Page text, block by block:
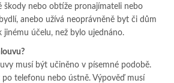
škody nebo obtíže pronajímateli nebo
anebo užívá neoprávněně byt či dům
jinému účelu, než bylo ujednáno.
musí být učiněno v písemné podobě.
po telefonu nebo ústně. Výpověď musí